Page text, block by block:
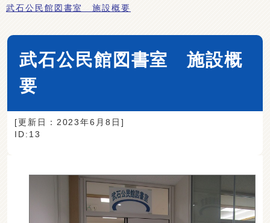
武石公民館図書室 施設概要
武石公民館図書室 施設概
要
[更新日： 2023年6月8日 ]
ID:13